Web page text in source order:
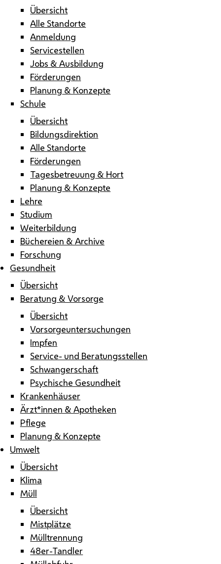
Übersicht
Alle Standorte
Anmeldung
Servicestellen
Jobs & Ausbildung
Förderungen
Planung & Konzepte
Schule
Übersicht
Bildungsdirektion
Alle Standorte
Förderungen
Tagesbetreuung & Hort
Planung & Konzepte
Lehre
Studium
Weiterbildung
Büchereien & Archive
Forschung
Gesundheit
Übersicht
Beratung & Vorsorge
Übersicht
Vorsorgeuntersuchungen
Impfen
Service- und Beratungsstellen
Schwangerschaft
Psychische Gesundheit
Krankenhäuser
Ärzt*innen & Apotheken
Pflege
Planung & Konzepte
Umwelt
Übersicht
Klima
Müll
Übersicht
Mistplätze
Mülltrennung
48er-Tandler